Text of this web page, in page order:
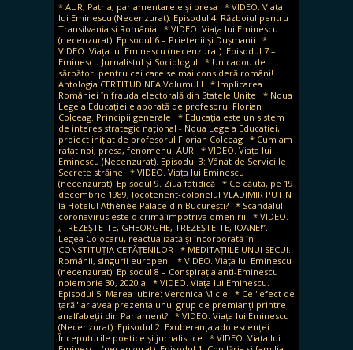
* AUR, Patria, parlamentarele și presa
* VIDEO. Viata
lui Eminescu (Necenzurat). Episodul 4: Războiul pentru
Transilvania și România
* VIDEO. Viața lui Eminescu
(necenzurat). Episodul 6 – Prietenii și Dușmanii
*
VIDEO. Viața lui Eminescu (necenzurat). Episodul 7 –
Eminescu Jurnalistul și Sociologul
* Un cadou de
sărbători pentru cei care se mai consideră români!
Antologia CERTITUDINEA Volumul I
* Implicarea
României în frauda electorală din Statele Unite
* Noua
Lege a Educației elaborată de profesorul Florian
Colceag. Principii generale
* Educația este un sistem
de interes strategic național - Noua Lege a Educației,
proiect inițiat de profesorul Florian Colceag * Cum am
ratat noi, presa, fenomenul AUR * VIDEO. Viața lui
Eminescu (Necenzurat). Episodul 3: Vânat de Serviciile
Secrete străine
* VIDEO. Viața lui Eminescu
(necenzurat). Episodul 9. Ziua fatidică * Ce căuta, pe 19
decembrie 1989, locotenent-colonelul VLADIMIR PUTIN
la Hotelul Athénée Palace din București? * Scandalul
coronavirus este o crimă împotriva omenirii
* VIDEO.
„TREZEȘTE-TE, GHEORGHE, TREZEȘTE-TE, IOANE!”.
Legea Cojocaru, reactualizată și încorporată în
CONSTITUȚIA CETĂȚENILOR * MEDITAȚIILE UNUI SECUI.
Românii, singurii europeni
* VIDEO. Viața lui Eminescu
(necenzurat). Episodul 8 – Conspirația anti-Eminescu
noiembrie 30, 2020 a
* VIDEO. Viața lui Eminescu.
Episodul 5. Marea iubire: Veronica Micle
* Ce "efect de
țară" ar avea prezența unui grup de premianți printre
analfabeții din Parlament? * VIDEO. Viața lui Eminescu
(Necenzurat). Episodul 2. Exuberanța adolescenței.
Începuturile poetice și jurnalistice
* VIDEO. Viața lui